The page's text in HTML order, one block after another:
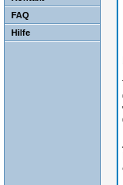
FAQ
Hilfe